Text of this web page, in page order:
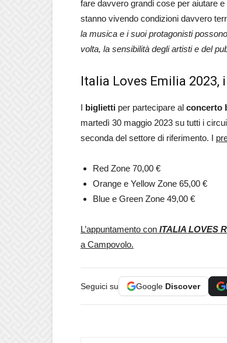
fare davvero grandi cose per aiutare
stanno vivendo condizioni davvero
la musica e i suoi protagonisti
volta, la sensibilità degli artisti e del
Italia Loves Emilia
I biglietti per partecipare al concerto
martedì 30 maggio 2023 su tutti i
seconda del settore di riferimento. I
Red Zone 70,00 €
Orange e Yellow Zone 65,00 €
Blue e Green Zone 49,00 €
L’appuntamento con ITALIA LOVES
a Campovolo.
Seguici su Google Discover